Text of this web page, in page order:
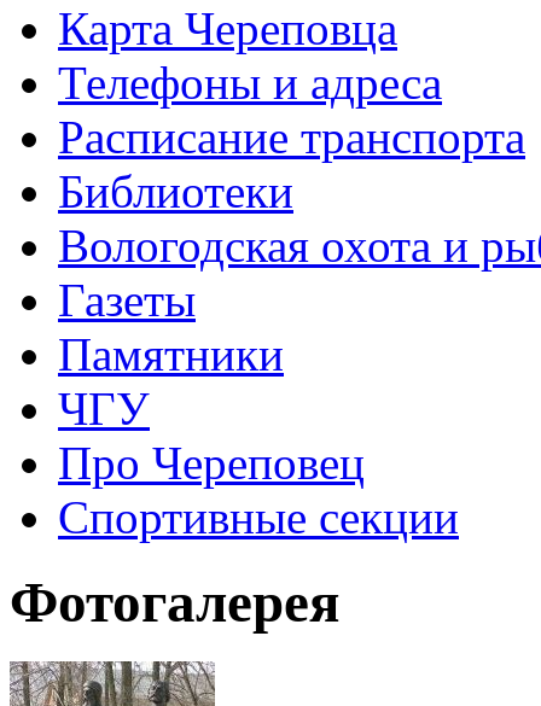
Карта Череповца
Телефоны и адреса
Расписание транспорта
Библиотеки
Вологодская охота и
Газеты
Памятники
ЧГУ
Про Череповец
Спортивные секции
Фотогалерея